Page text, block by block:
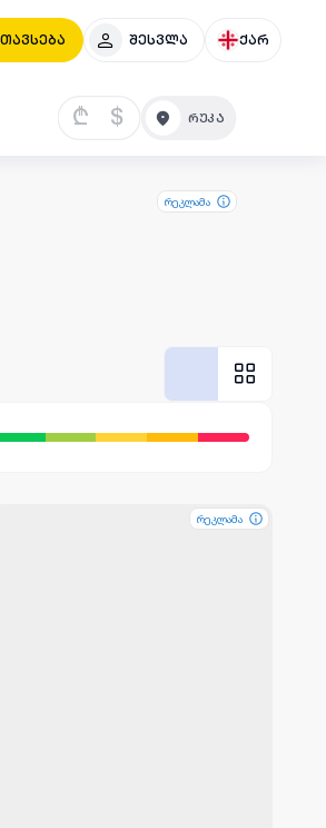
შესვლა ქარ
₾ $
რეკლამა
რეკლამა
რეკლამა
რეკლამა